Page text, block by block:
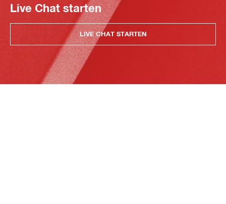
Live Chat starten
LIVE CHAT STARTEN